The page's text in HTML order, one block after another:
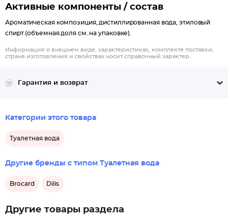
Активные компоненты / состав
Ароматическая композиция, дистиллированная вода, этиловый
спирт (объемная доля см. на упаковке).
Информация о внешнем виде, характеристиках, комплекте поставки,
стране изготовления и свойствах носит справочный характер.
Гарантия и возврат
Категории этого товара
Туалетная вода
Другие бренды с типом Туалетная вода
Brocard Dilis
Другие товары раздела